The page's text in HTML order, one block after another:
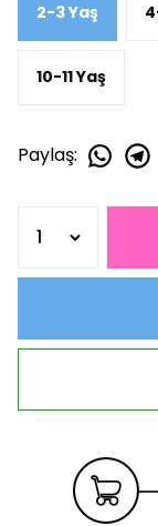
2-3 Yaş
10-11 Yaş
Paylaş: